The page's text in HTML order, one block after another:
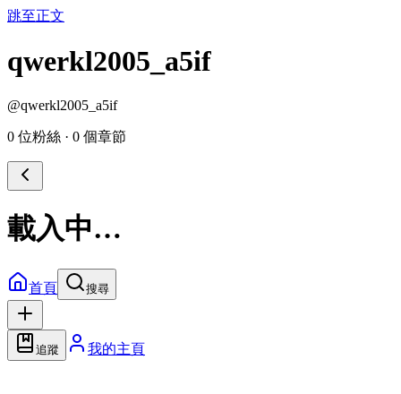
跳至正文
qwerkl2005_a5if
@qwerkl2005_a5if
0 位粉絲 · 0 個章節
載入中…
首頁 搜尋
追蹤 我的主頁